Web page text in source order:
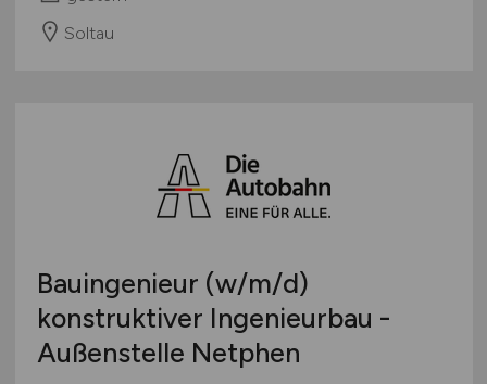
Soltau
Bauingenieur (w/m/d)
konstruktiver Ingenieurbau -
Außenstelle Netphen